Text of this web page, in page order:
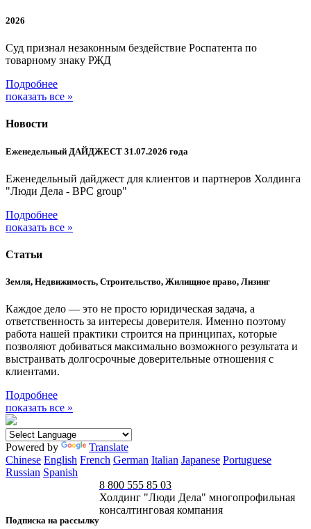
2026
Суд признал незаконным бездействие Роспатента по
товарному знаку РЖД
Подробнее
показать все »
Новости
Еженедельный ДАЙДЖЕСТ 31.07.2026 года
Еженедельный дайджест для клиентов и партнеров Холдинга
"Люди Дела - BPC group"
Подробнее
показать все »
Статьи
Земля, Недвижимость, Строительство, Жилищное право, Лизинг
Каждое дело — это не просто юридическая задача, а
ответственность за интересы доверителя. Именно поэтому
работа нашей практики строится на принципах, которые
позволяют добиваться максимально возможного результата и
выстраивать долгосрочные доверительные отношения с
клиентами.
Подробнее
показать все »
Powered by
Translate
Chinese English French German Italian Japanese Portuguese
Russian Spanish
Подписка на рассылку
8 800 555 85 03
Холдинг "Люди Дела" многопрофильная
консалтинговая компания